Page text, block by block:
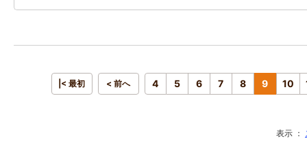
|< 最初 < 前へ 4 5 6 7 8 9 10
表示 ：